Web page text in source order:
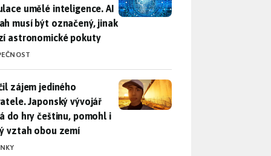
umělé inteligence. AI
musí být označený, jinak
astronomické pokuty
zájem jediného uživatele. Japonský vývojář přidá do hry
zájem jediného
Japonský vývojář
do hry češtinu, pomohl i
vztah obou zemí